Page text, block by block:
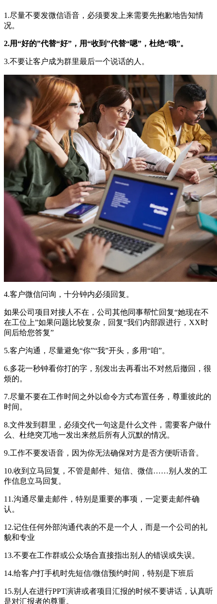
1.尽量不要发微信语音，必须要发上来需要先抱歉地告知情
况。
2.用“好的”代替“好”，用“收到”代替“嗯”，杜绝“哦”。
3.不要让客户成为群里最后一个说话的人。
4.客户微信问询，十分钟内必须回复。
如果公司项目对接人不在，公司其他同事帮忙回复“她现在不
在工位上”如果问题比较复杂，回复“我们内部跟进行，XX时
间后给您答复”
5.客户沟通，尽量避免“你”“我”开头，多用“咱”。
6.多花一秒钟看你打的字，别发出去再看出不对然后撤回，很
烦的。
7.尽量不要在工作时间之外以命令方式布置任务，尊重彼此的
时间。
8.文件发到群里，必须交代一句这是什么文件，需要客户做什
么、杜绝突兀地一发出来然后所有人沉默的情况。
9.工作不要发语音，因为你无法确保对方是否方便听语音。
10.收到立马回复，不管是邮件、短信、微信……别人发的工
作信息立马回复。
11.沟通尽量走邮件，特别是重要的事项，一定要走邮件确
认。
12.记住任何外部沟通代表的不是一个人，而是一个公司的礼
貌和专业
13.不要在工作群或公众场合直接指出别人的错误或失误。
14.给客户打手机时先短信/微信预约时间，特别是下班后
15.别人在进行PPT演讲或者项目汇报的时候不要讲话，认真听
是对汇报者的尊重。